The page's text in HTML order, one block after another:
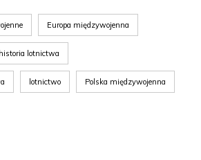
Europa międzywojenna
historia lotnictwa
lotnictwo Polska międzywojenna